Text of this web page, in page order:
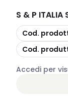
S & P ITALIA
copia
Cod.
copia
Cod.
Accedi per